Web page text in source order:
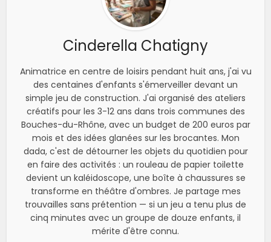
Cinderella Chatigny
Animatrice en centre de loisirs pendant huit ans, j'ai vu
des centaines d'enfants s'émerveiller devant un
simple jeu de construction. J'ai organisé des ateliers
créatifs pour les 3-12 ans dans trois communes des
Bouches-du-Rhône, avec un budget de 200 euros par
mois et des idées glanées sur les brocantes. Mon
dada, c'est de détourner les objets du quotidien pour
en faire des activités : un rouleau de papier toilette
devient un kaléidoscope, une boîte à chaussures se
transforme en théâtre d'ombres. Je partage mes
trouvailles sans prétention — si un jeu a tenu plus de
cinq minutes avec un groupe de douze enfants, il
mérite d'être connu.